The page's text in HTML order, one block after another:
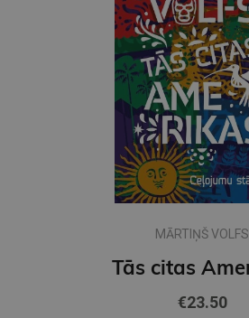
MĀRTIŅŠ VOLFS
€23.50